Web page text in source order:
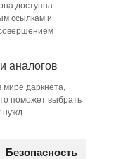
доступна.
ссылкам и
аналогов
мире даркнета,
поможет выбрать
нужд.
Безопасность